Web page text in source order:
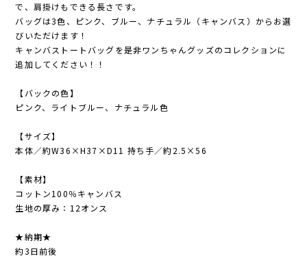
で、肩掛けもできる長さです。
バッグは3色、ピンク、ブルー、ナチュラル（キャンバス）からお選
びいただけます！
キャンバストートバッグを是非ワンちゃんグッズのコレクションに
追加してください！！
【バックの色】
ピンク、ライトブルー、ナチュラル色
【サイズ】
本体／約W36×H37×D11 持ち手／約2.5×56
【素材】
コットン100％キャンバス
生地の厚み：12オンス
★納期★
約3日前後